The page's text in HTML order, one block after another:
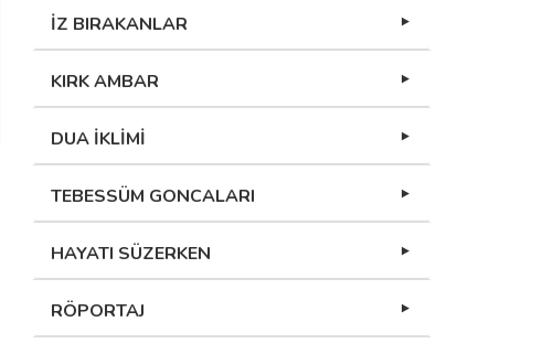
İZ BIRAKANLAR
KIRK AMBAR
DUA İKLİMİ
TEBESSÜM GONCALARI
HAYATI SÜZERKEN
RÖPORTAJ